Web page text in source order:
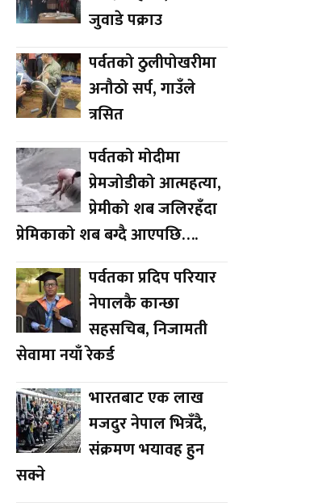
जुवाडे पक्राउ
पर्वतको ठुलीपोखरीमा
अनौठो सर्प, गाउँले
त्रसित
पर्वतको मोदीमा
प्रेमजोडीको आत्महत्या,
प्रेमीको शब जलिरहँदा
प्रेमिकाको शब बग्दै आएपछि….
पर्वतका प्रदिप परियार
नेपालकै कान्छा
सहसचिब, निजामती
सेवामा नयाँ रेकर्ड
भारतबाट एक लाख
मजदुर नेपाल भित्रँदै,
संक्रमण भयावह हुन
सक्ने